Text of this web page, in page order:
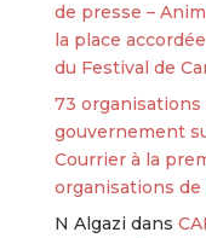
de presse –
la place
du Festival de
73
gouvernement
Courrier à la
organisations de
N Algazi dans